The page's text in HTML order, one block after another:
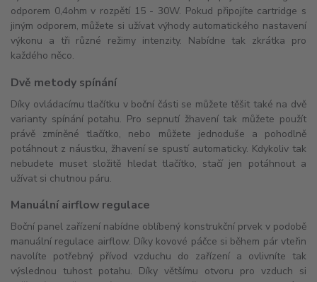
odporem 0,4ohm v rozpětí 15 - 30W. Pokud připojíte cartridge s
jiným odporem, můžete si užívat výhody automatického nastavení
výkonu a tři různé režimy intenzity. Nabídne tak zkrátka pro
každého něco.
Dvě metody spínání
Díky ovládacímu tlačítku v boční části se můžete těšit také na dvě
varianty spínání potahu. Pro sepnutí žhavení tak můžete použít
právě zmíněné tlačítko, nebo můžete jednoduše a pohodlně
potáhnout z náustku, žhavení se spustí automaticky. Kdykoliv tak
nebudete muset složitě hledat tlačítko, stačí jen potáhnout a
užívat si chutnou páru.
Manuální airflow regulace
Boční panel zařízení nabídne oblíbený konstrukční prvek v podobě
manuální regulace airflow. Díky kovové páčce si během pár vteřin
navolíte potřebný přívod vzduchu do zařízení a ovlivníte tak
výslednou tuhost potahu. Díky většímu otvoru pro vzduch si